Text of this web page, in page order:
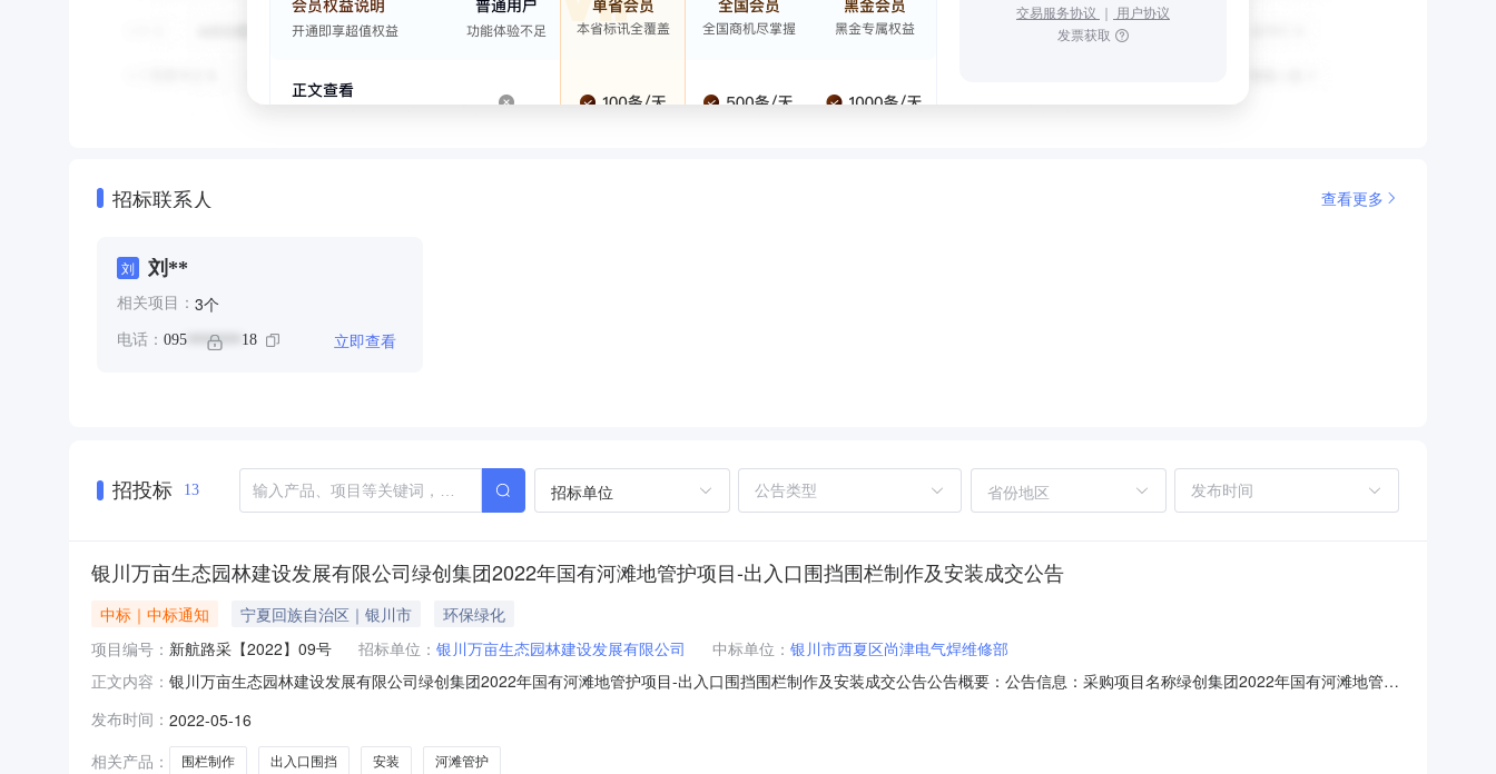
交易服务协议 ｜ 用户协议
发票获取
招标联系人 查看更多
刘 刘**
相关项目： 3个
电话： 095 ******* 18 立即查看
招投标 13 招标单位 省份地区
银川万亩生态园林建设发展有限公司绿创集团2022年国有河滩地管护项目-出入口围挡围栏制作及安装成交公告
中标｜中标通知 宁夏回族自治区｜银川市
环保绿化
项目编号： 新航路采【2022】09号 招标单位： 银川万亩生态园林建设发展有限公司 中标单位： 银川市西夏区尚津电气焊维修部
正文内容： 银川万亩生态园林建设发展有限公司绿创集团2022年国有河滩地管护项目-出入口围挡围栏制作及安装成交公告公告概要：公告信息：采购项目名称绿创集团2022年国有河滩地管护
来源采购人员）名单万廷海、赵菊英、刘霞总成交金额￥0.034500万元（人民币）联系人及联系方式：项目联系人杨杰项目联系电话18095156887采购单位银川万亩生态园林建设
发展有
发布时间： 2022-05-16
相关产品：
围栏制作 出入口围挡 安装 河滩管护